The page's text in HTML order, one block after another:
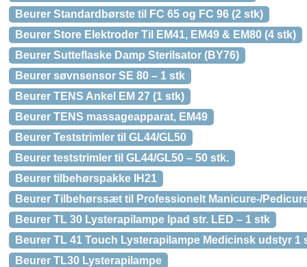
Beurer Standardbørste til FC 65 og FC 96 (2 stk)
Beurer Store Elektroder Til EM41, EM49 & EM80 (4 stk)
Beurer Sutteflaske Damp Sterilsator (BY76)
Beurer søvnsensor SE 80 – 1 stk
Beurer TENS Ankel EM 27 (1 stk)
Beurer TENS massageapparat, EM49
Beurer Teststrimler til GL44/GL50
Beurer teststrimler til GL44/GL50 – 50 stk.
Beurer tilbehørspakke IH21
Beurer Tilbehørssæt til Professionelt Manicure-/
Beurer TL 30 Lysterapilampe Ipad str. LED – 1 stk
Beurer TL 41 Touch Lysterapilampe Medicinsk udstyr 1
Beurer TL30 Lysterapilampe